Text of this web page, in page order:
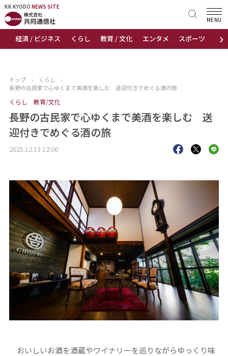
KK KYODO NEWS SITE
›
経済 / ビジネス くらし 教育 / 文化 エンタメ スポーツ 地域
MENU
KK KYODONEWS SITE
トップページ
ニュース
おすすめコンテンツ
出版物
トップ › くらし
›
長野の古民家で心ゆくまで美酒を楽しむ 送迎付きでめぐる酒の旅
くらし 教育/文化
長野の古民家で心ゆくまで美酒を楽しむ 送
迎付きでめぐる酒の旅
2025.12.13 12:00
おいしいお酒を酒蔵やワイナリーを巡りながらゆっくり味